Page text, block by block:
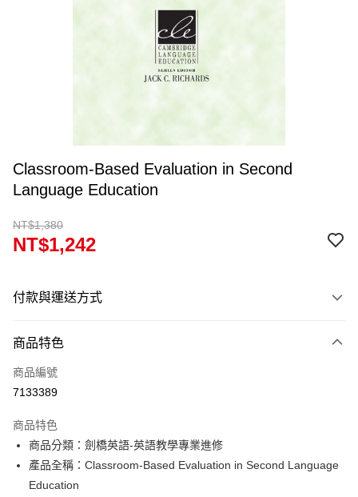
Classroom-Based Evaluation in Second
Language Education
NT$1,380
NT$1,242
付款與運送方式
信用卡一次付款
超商取貨付款
Google Pay
ATM付款
商品特色
商品編號
7133389
商品特色
商品分類：劍橋英語-英語教學專業進修
產品全稱：Classroom-Based Evaluation in Second Language
Education